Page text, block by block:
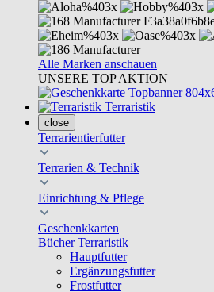
Alle Marken anschauen
UNSERE TOP AKTION
Terraristik
close
Terrarientierfutter
Terrarien & Technik
Einrichtung & Pflege
Geschenkkarten
Bücher Terraristik
Hauptfutter
Ergänzungsfutter
Frostfutter